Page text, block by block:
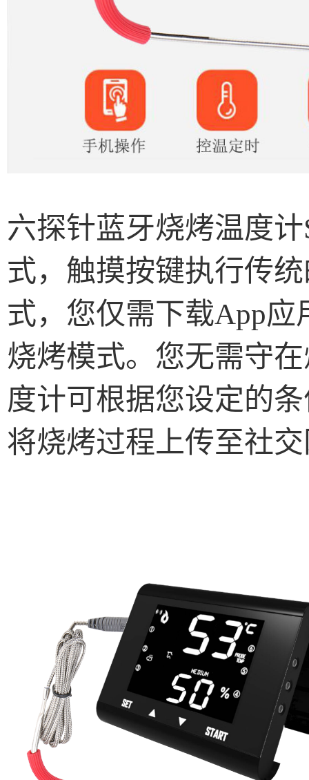
六探针蓝牙烧烤温度计
式，触摸按键执行传
式，您仅需下载App应
烧烤模式。您无需守
度计可根据您设定的
将烧烤过程上传至社